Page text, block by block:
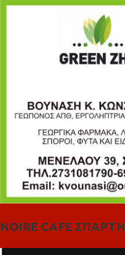
NOIRE CAFE ΣΠΑΡΤΗ